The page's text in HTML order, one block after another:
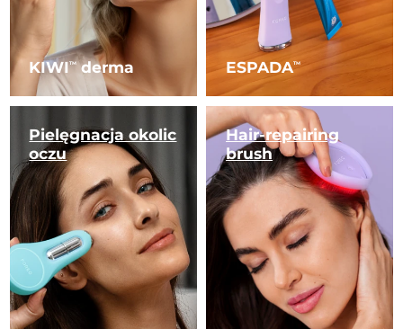
KIWITMderma ESPADATM
Pielęgnacja okolic
oczu
Hair-repairing
brush